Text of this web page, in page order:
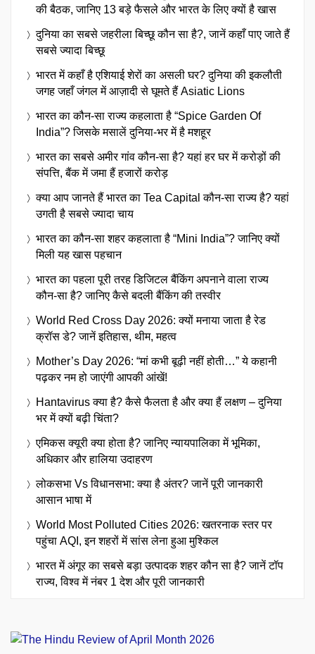
की बैठक, जानिए 13 बड़े फैसले और भारत के लिए क्यों है खास
दुनिया का सबसे जहरीला बिच्छू कौन सा है?, जानें कहाँ पाए जाते हैं
सबसे ज्यादा बिच्छू
भारत में कहाँ है एशियाई शेरों का असली घर? दुनिया की इकलौती
जगह जहाँ जंगल में आज़ादी से घूमते हैं Asiatic Lions
भारत का कौन-सा राज्य कहलाता है “Spice Garden Of
India”? जिसके मसालें दुनिया-भर में है मशहूर
भारत का सबसे अमीर गांव कौन-सा है? यहां हर घर में करोड़ों की
संपत्ति, बैंक में जमा हैं हजारों करोड़
क्या आप जानते हैं भारत का Tea Capital कौन-सा राज्य है? यहां
उगती है सबसे ज्यादा चाय
भारत का कौन-सा शहर कहलाता है “Mini India”? जानिए क्यों
मिली यह खास पहचान
भारत का पहला पूरी तरह डिजिटल बैंकिंग अपनाने वाला राज्य
कौन-सा है? जानिए कैसे बदली बैंकिंग की तस्वीर
World Red Cross Day 2026: क्यों मनाया जाता है रेड
क्रॉस डे? जानें इतिहास, थीम, महत्व
Mother’s Day 2026: “मां कभी बूढ़ी नहीं होती…” ये कहानी
पढ़कर नम हो जाएंगी आपकी आंखें!
Hantavirus क्या है? कैसे फैलता है और क्या हैं लक्षण – दुनिया
भर में क्यों बढ़ी चिंता?
एमिकस क्यूरी क्या होता है? जानिए न्यायपालिका में भूमिका,
अधिकार और हालिया उदाहरण
लोकसभा Vs विधानसभा: क्या है अंतर? जानें पूरी जानकारी
आसान भाषा में
World Most Polluted Cities 2026: खतरनाक स्तर पर
पहुंचा AQI, इन शहरों में सांस लेना हुआ मुश्किल
भारत में अंगूर का सबसे बड़ा उत्पादक शहर कौन सा है? जानें टॉप
राज्य, विश्व में नंबर 1 देश और पूरी जानकारी